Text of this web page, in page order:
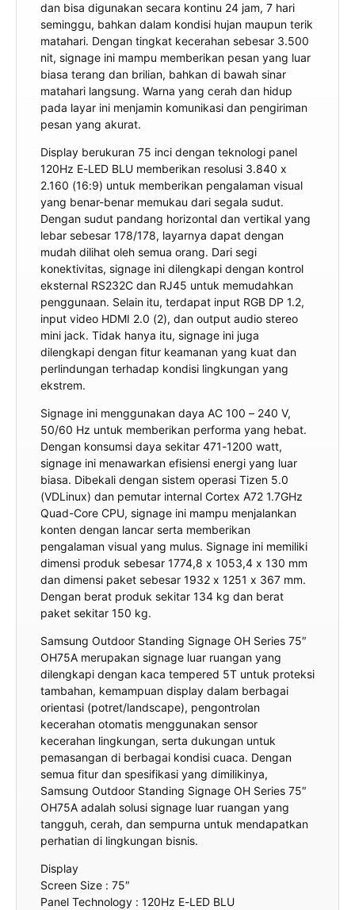
dan bisa digunakan secara kontinu 24 jam, 7 hari
seminggu, bahkan dalam kondisi hujan maupun terik
matahari. Dengan tingkat kecerahan sebesar 3.500
nit, signage ini mampu memberikan pesan yang luar
biasa terang dan brilian, bahkan di bawah sinar
matahari langsung. Warna yang cerah dan hidup
pada layar ini menjamin komunikasi dan pengiriman
pesan yang akurat.
Display berukuran 75 inci dengan teknologi panel
120Hz E-LED BLU memberikan resolusi 3.840 x
2.160 (16:9) untuk memberikan pengalaman visual
yang benar-benar memukau dari segala sudut.
Dengan sudut pandang horizontal dan vertikal yang
lebar sebesar 178/178, layarnya dapat dengan
mudah dilihat oleh semua orang. Dari segi
konektivitas, signage ini dilengkapi dengan kontrol
eksternal RS232C dan RJ45 untuk memudahkan
penggunaan. Selain itu, terdapat input RGB DP 1.2,
input video HDMI 2.0 (2), dan output audio stereo
mini jack. Tidak hanya itu, signage ini juga
dilengkapi dengan fitur keamanan yang kuat dan
perlindungan terhadap kondisi lingkungan yang
ekstrem.
Signage ini menggunakan daya AC 100 – 240 V,
50/60 Hz untuk memberikan performa yang hebat.
Dengan konsumsi daya sekitar 471-1200 watt,
signage ini menawarkan efisiensi energi yang luar
biasa. Dibekali dengan sistem operasi Tizen 5.0
(VDLinux) dan pemutar internal Cortex A72 1.7GHz
Quad-Core CPU, signage ini mampu menjalankan
konten dengan lancar serta memberikan
pengalaman visual yang mulus. Signage ini memiliki
dimensi produk sebesar 1774,8 x 1053,4 x 130 mm
dan dimensi paket sebesar 1932 x 1251 x 367 mm.
Dengan berat produk sekitar 134 kg dan berat
paket sekitar 150 kg.
Samsung Outdoor Standing Signage OH Series 75″
OH75A merupakan signage luar ruangan yang
dilengkapi dengan kaca tempered 5T untuk proteksi
tambahan, kemampuan display dalam berbagai
orientasi (potret/landscape), pengontrolan
kecerahan otomatis menggunakan sensor
kecerahan lingkungan, serta dukungan untuk
pemasangan di berbagai kondisi cuaca. Dengan
semua fitur dan spesifikasi yang dimilikinya,
Samsung Outdoor Standing Signage OH Series 75″
OH75A adalah solusi signage luar ruangan yang
tangguh, cerah, dan sempurna untuk mendapatkan
perhatian di lingkungan bisnis.
Display
Screen Size : 75″
Panel Technology : 120Hz E-LED BLU